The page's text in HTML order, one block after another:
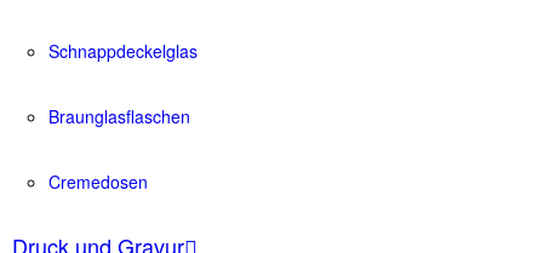
Schnappdeckelglas
Braunglasflaschen
Cremedosen
Druck und Gravur